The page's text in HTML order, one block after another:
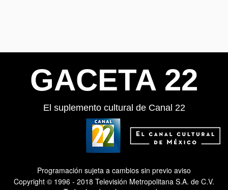
GACETA 22
El suplemento cultural de Canal 22
Programación sujeta a cambios sin previo aviso
Copyright © 1996 - 2018 Televisión Metropolitana S.A. de C.V.